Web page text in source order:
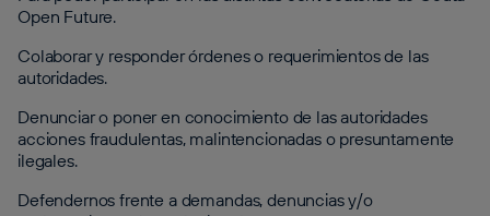
Open Future.
Colaborar y responder órdenes o requerimientos de las
autoridades.
Denunciar o poner en conocimiento de las autoridades
acciones fraudulentas, malintencionadas o presuntamente
ilegales.
Defendernos frente a demandas, denuncias y/o